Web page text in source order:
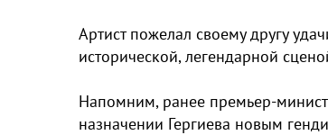
Артист пожелал своему другу
исторической, легендарной
Напомним, ранее премьер-
назначении Гергиева новым